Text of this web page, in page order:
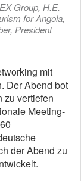
Group, H.E.
for Angola,
President
mit
Der Abend bot
zu vertiefen
Meeting-
der Abend zu